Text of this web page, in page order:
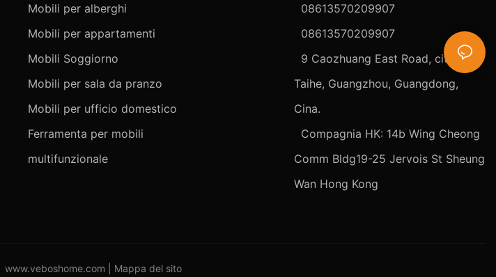
Mobili per alberghi
Mobili per appartamenti
Mobili Soggiorno
Mobili per sala da pranzo
Mobili per ufficio domestico
Ferramenta per mobili
multifunzionale
08613570209907
08613570209907
9 Caozhuang East Road, città di
Taihe, Guangzhou, Guangdong,
Cina.
Compagnia HK: 14b Wing Cheong
Comm Bldg19-25 Jervois St Sheung
Wan Hong Kong
www.veboshome.com Mappa del sito